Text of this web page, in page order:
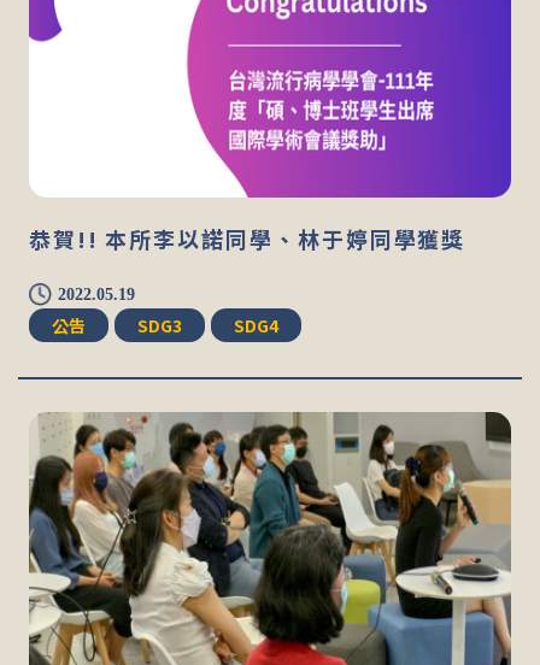
恭賀!! 本所李以諾同學、林于婷同學獲獎
2022.05.19
公告 SDG3 SDG4